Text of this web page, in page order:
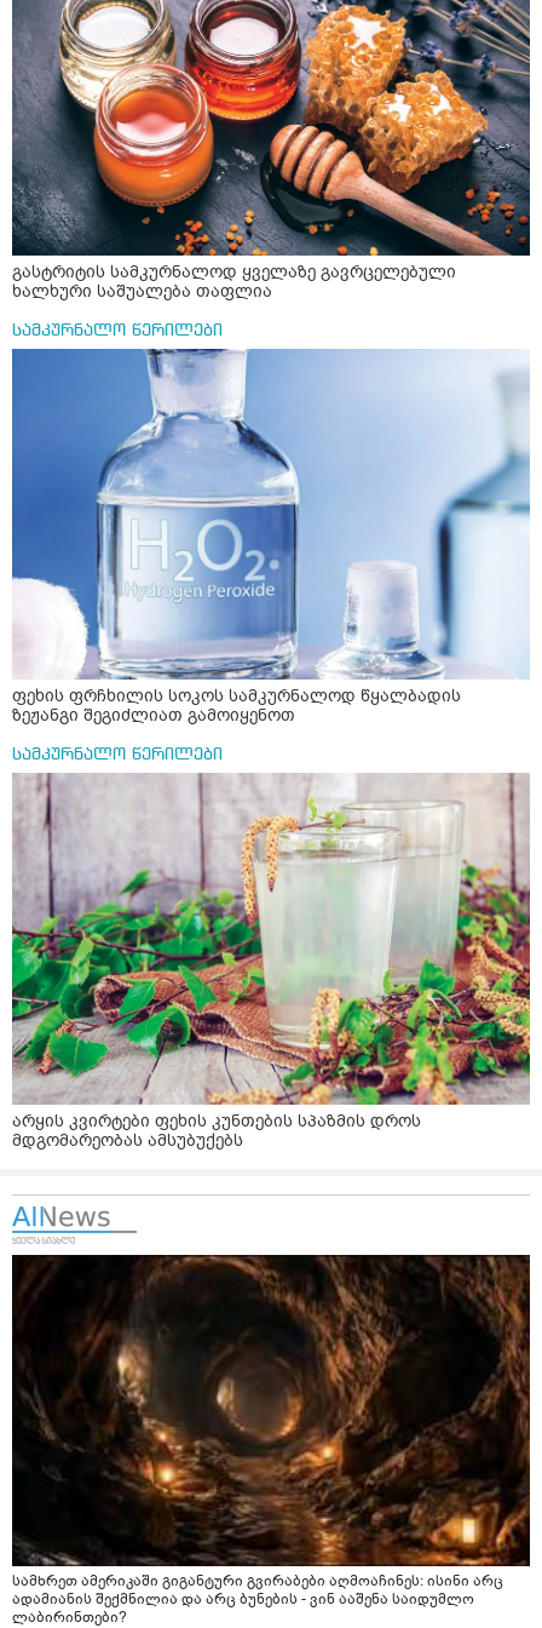
დამამშვიდებელი( მშვიდი ძილისთვის)
გასტრიტის სამკურნალოდ ყველაზე გავრცელებული
ხალხური საშუალება თაფლია
სამკურნალო წერილები
ფეხის ფრჩხილის სოკოს სამკურნალოდ წყალბადის
ზეჟანგი შეგიძლიათ გამოიყენოთ
სამკურნალო წერილები
არყის კვირტები ფეხის კუნთების სპაზმის დროს
მდგომარეობას ამსუბუქებს
სამხრეთ ამერიკაში გიგანტური გვირაბები აღმოაჩინეს: ისინი არც
ადამიანის შექმნილია და არც ბუნების - ვინ ააშენა საიდუმლო
ლაბირინთები?